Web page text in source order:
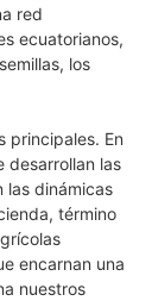
red
ecuatorianos,
los
principales. En
desarrollan las
las dinámicas
término
encarnan una
nuestros